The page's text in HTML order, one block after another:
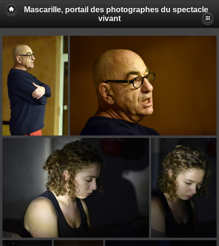
Mascarille, portail des photographes du spectacle
vivant